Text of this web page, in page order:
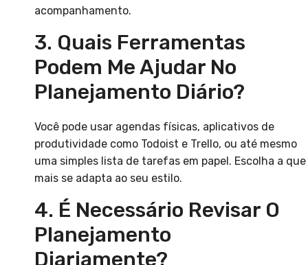
acompanhamento.
3. Quais Ferramentas
Podem Me Ajudar No
Planejamento Diário?
Você pode usar agendas físicas, aplicativos de
produtividade como Todoist e Trello, ou até mesmo
uma simples lista de tarefas em papel. Escolha a que
mais se adapta ao seu estilo.
4. É Necessário Revisar O
Planejamento
Diariamente?